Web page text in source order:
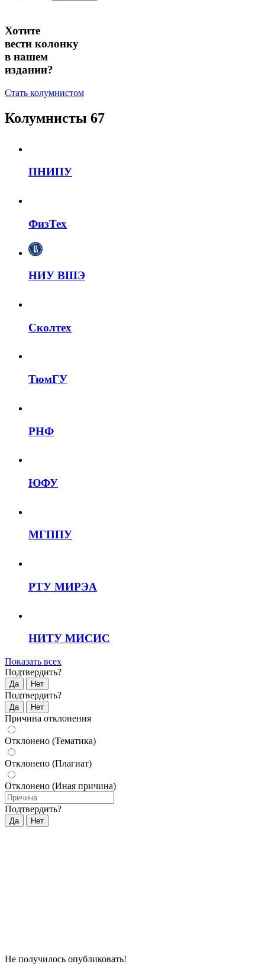
Хотите
вести колонку
в нашем
издании?
Стать колумнистом
Колумнисты 67
ПНИПУ
ФизТех
НИУ ВШЭ
Сколтех
ТюмГУ
РНФ
ЮФУ
МГППУ
РТУ МИРЭА
НИТУ МИСИС
Показать всех
Подтвердить?
Да Нет
Подтвердить?
Да Нет
Причина отклонения
Отклонено (Тематика)
Отклонено (Плагиат)
Отклонено (Иная причина)
Подтвердить?
Да Нет
Не получилось опубликовать!